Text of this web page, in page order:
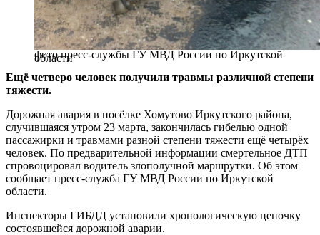
фото пресс-службы ГУ МВД России по Иркутской
области
Ещё четверо человек получили травмы различной степени
тяжести.
Дорожная авария в посёлке Хомутово Иркутского района,
случившаяся утром 23 марта, закончилась гибелью одной
пассажирки и травмами разной степени тяжести ещё четырёх
человек. По предварительной информации смертельное ДТП
спровоцировал водитель злополучной маршрутки. Об этом
сообщает пресс-служба ГУ МВД России по Иркутской
области.
Инспекторы ГИБДД установили хронологическую цепочку
состоявшейся дорожной аварии.